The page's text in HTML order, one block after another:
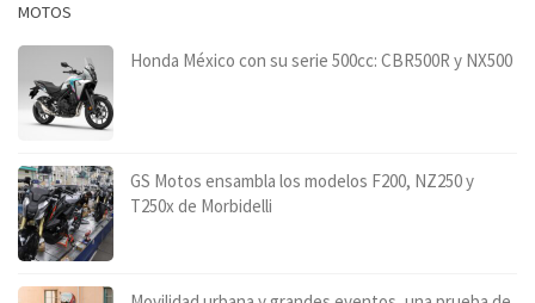
MOTOS
Honda México con su serie 500cc: CBR500R y NX500
GS Motos ensambla los modelos F200, NZ250 y
T250x de Morbidelli